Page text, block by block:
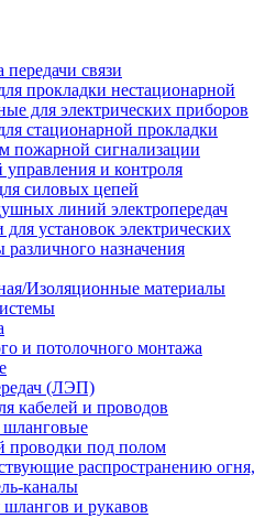
связи
прокладки нестационарной
для электрических приборов
стационарной прокладки
пожарной сигнализации
и контроля
силовых цепей
линий электропередач
установок электрических
назначения
Изоляционные материалы
и потолочного монтажа
(ЛЭП)
кабелей и проводов
проводки под полом
распространению огня,
каналы
и рукавов